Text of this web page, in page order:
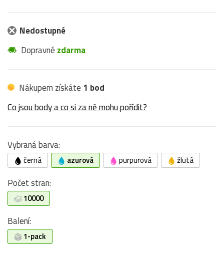
Nedostupné
Dopravné zdarma
Nákupem získáte 1 bod
Co jsou body a co si za ně mohu pořídit?
Vybraná barva:
černá azurová purpurová žlutá
Počet stran:
10000
Balení:
1-pack